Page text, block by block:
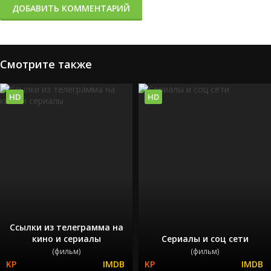
ДОБАВИТЬ КОММЕНТАРИЙ
Смотрите также
Ссылки из телеграмма на
кино и сериалы
(фильм)
HD
Сериалы и соц сети
(фильм)
HD